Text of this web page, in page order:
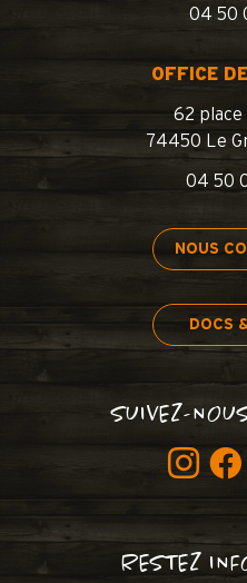
04 50
OFFICE
62 place
74450 Le
04 50
NOUS
DOCS
SUIVEZ-
RESTEZ